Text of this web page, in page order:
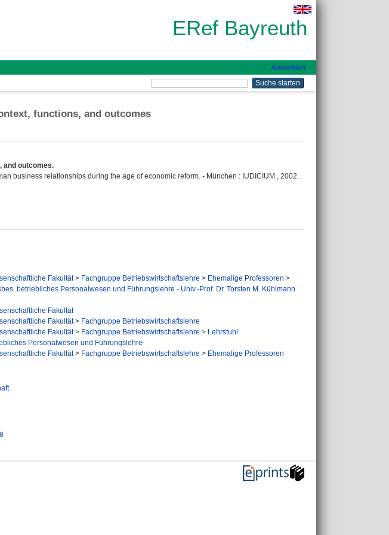
ERef Bayreuth
Anmelden
functions, and outcomes
and outcomes.
business relationships during the age of economic reform. - München : IUDICIUM , 2002 .
Fakultät> Fachgruppe Betriebswirtschaftslehre > Ehemalige Professoren >
betriebliches Personalwesen und Führungslehre - Univ.-Prof. Dr. Torsten M. Kühlmann
Fakultät
Fakultät> Fachgruppe Betriebswirtschaftslehre
Fakultät> Fachgruppe Betriebswirtschaftslehre > Lehrstuhl
Personalwesen und Führungslehre
Fakultät> Fachgruppe Betriebswirtschaftslehre > Ehemalige Professoren